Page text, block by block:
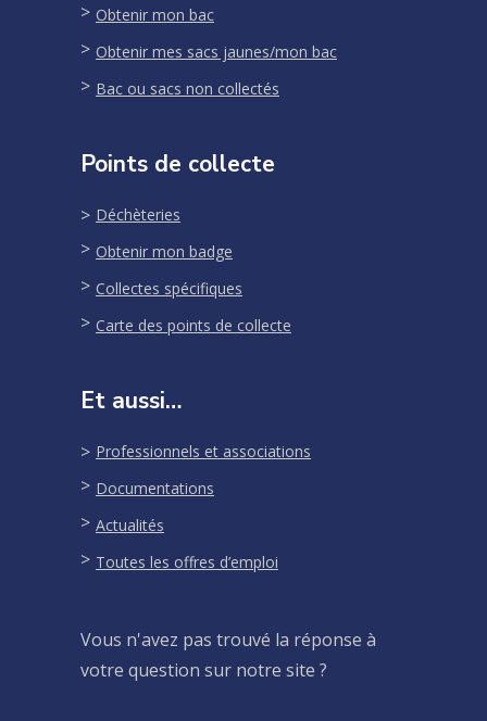
Obtenir mon bac
Obtenir mes sacs jaunes/mon bac
Bac ou sacs non collectés
Points de collecte
Déchèteries
Obtenir mon badge
Collectes spécifiques
Carte des points de collecte
Et aussi…
Professionnels et associations
Documentations
Actualités
Toutes les offres d’emploi
Vous n'avez pas trouvé la réponse à
votre question sur notre site ?